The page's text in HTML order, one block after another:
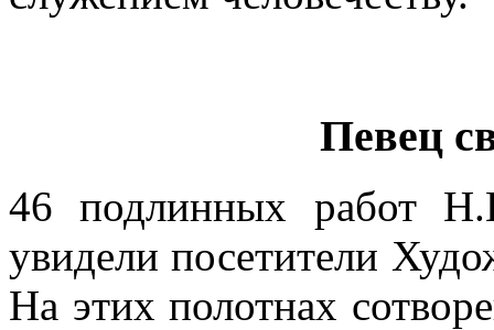
Певец
46 подлинных работ
увидели посетители
На этих полотнах